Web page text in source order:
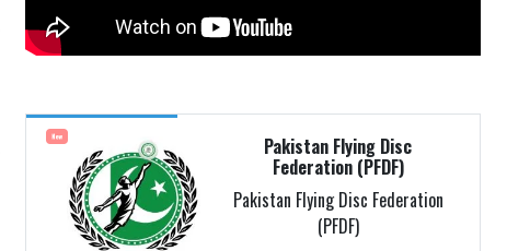
New Pakistan Flying Disc
Federation (PFDF)
Pakistan Flying Disc Federation
(PFDF)